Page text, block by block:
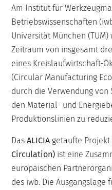
Am Institut für
Betriebswissenschaften
Universität München
Zeitraum von insgesamt
eines Kreislaufwirtschaft-
(Circular Manufacturing
durch die Verwendung
den Material- und
Produktionslinien zu
DasALICIA getaufte Projekt
Circulation) ist eine
europäischen
des iwb. Die Ausgangslage